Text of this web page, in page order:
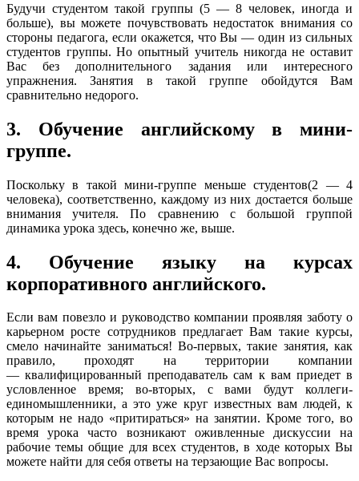
Будучи студентом такой группы (5 — 8 человек, иногда и
больше), вы можете почувствовать недостаток внимания со
стороны педагога, если окажется, что Вы — один из сильных
студентов группы. Но опытный учитель никогда не оставит
Вас без дополнительного задания или интересного
упражнения. Занятия в такой группе обойдутся Вам
сравнительно недорого.
3. Обучение английскому в мини-
группе.
Поскольку в такой мини-группе меньше студентов(2 — 4
человека), соответственно, каждому из них достается больше
внимания учителя. По сравнению с большой группой
динамика урока здесь, конечно же, выше.
4. Обучение языку на курсах
корпоративного английского.
Если вам повезло и руководство компании проявляя заботу о
карьерном росте сотрудников предлагает Вам такие курсы,
смело начинайте заниматься! Во-первых, такие занятия, как
правило, проходят на территории компании
— квалифицированный преподаватель сам к вам приедет в
условленное время; во-вторых, с вами будут коллеги-
единомышленники, а это уже круг известных вам людей, к
которым не надо «притираться» на занятии. Кроме того, во
время урока часто возникают оживленные дискуссии на
рабочие темы общие для всех студентов, в ходе которых Вы
можете найти для себя ответы на терзающие Вас вопросы.